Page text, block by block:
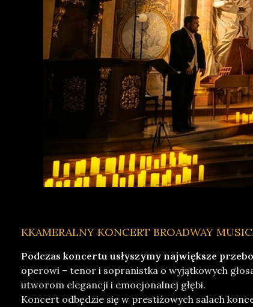
KKAMERALNY KONCERT BROADWAY
Podczas koncertu usłyszymy największe
operowi – tenor i sopranistka o wyjątkowych
utworom elegancji i emocjonalnej głębi.
Koncert odbędzie się w prestiżowych salach